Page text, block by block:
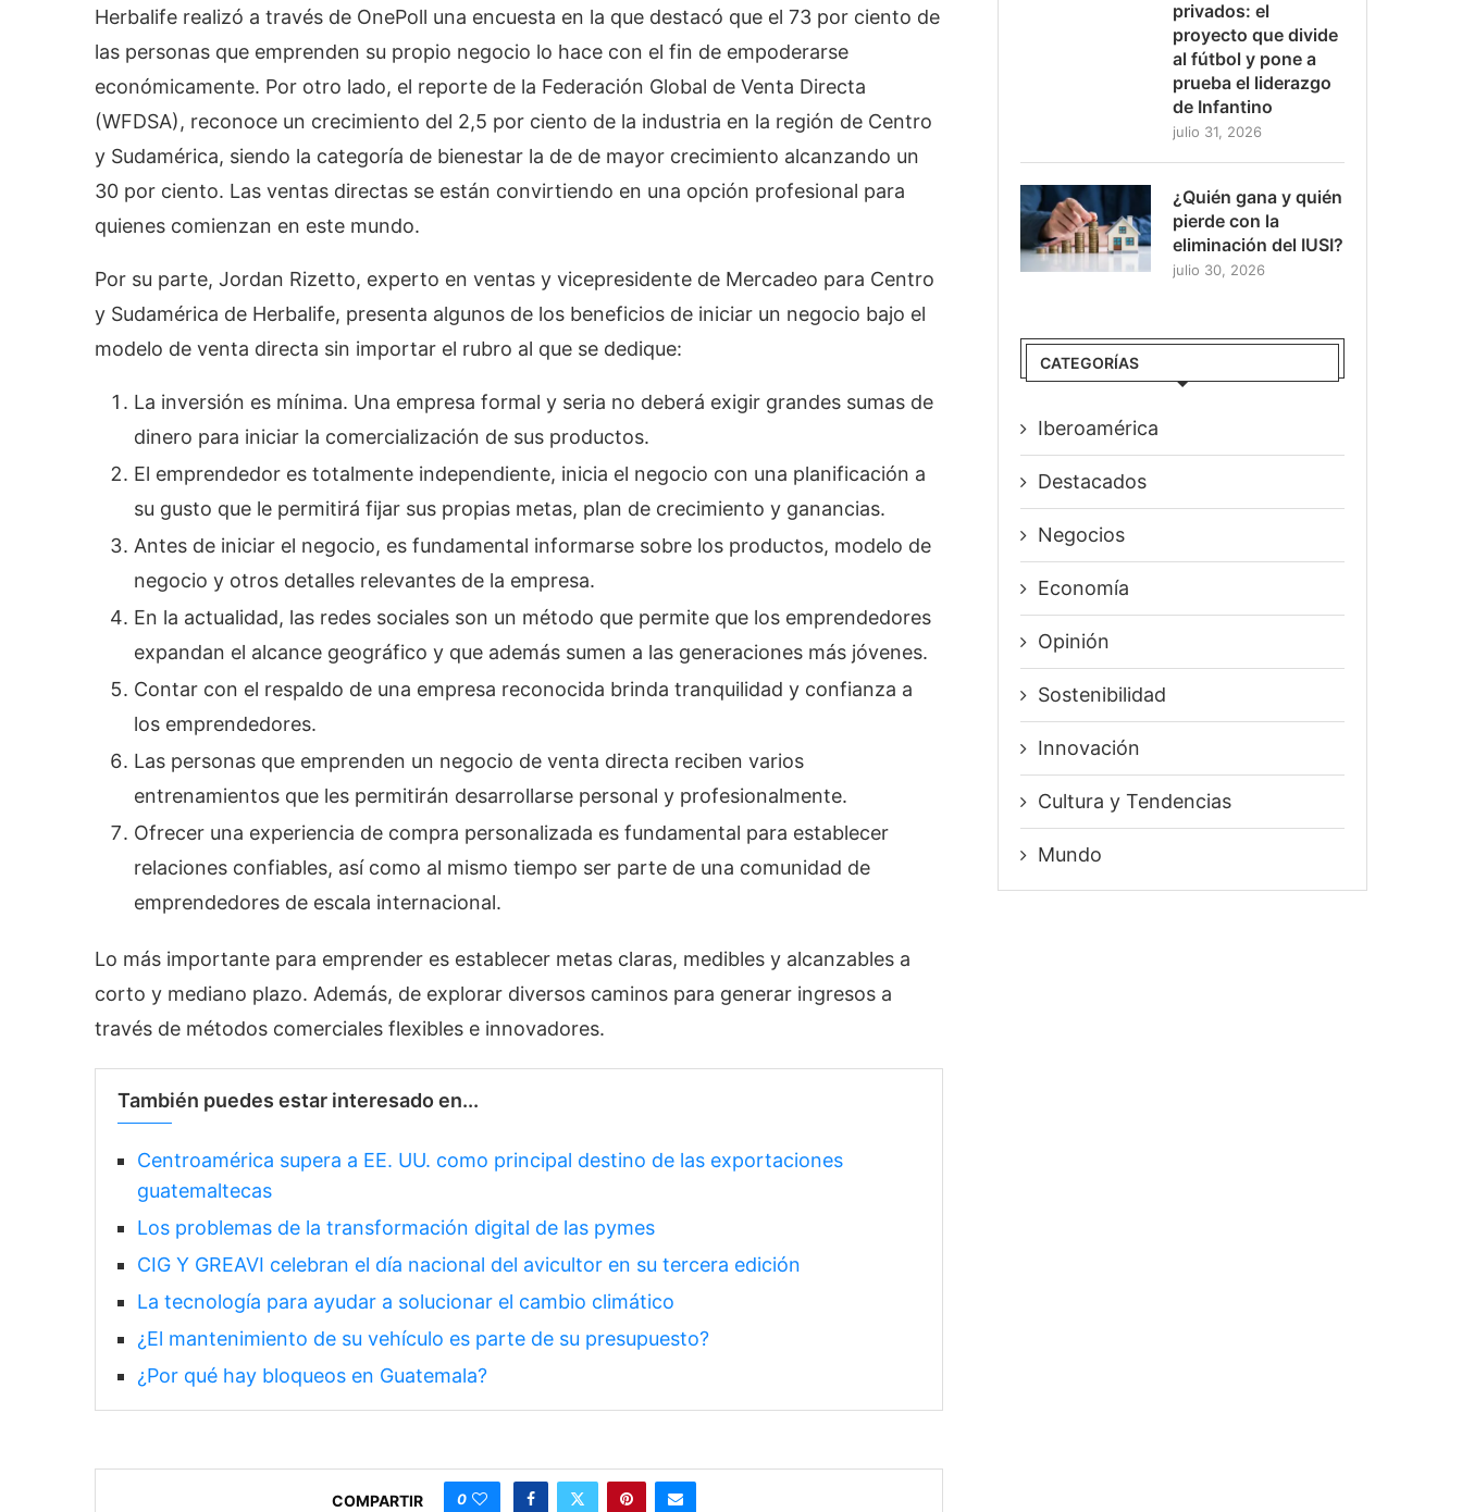
Herbalife realizó a través de OnePoll una encuesta en la que destacó que el 73 por ciento de
las personas que emprenden su propio negocio lo hace con el fin de empoderarse
económicamente. Por otro lado, el reporte de la Federación Global de Venta Directa
(WFDSA), reconoce un crecimiento del 2,5 por ciento de la industria en la región de Centro
y Sudamérica, siendo la categoría de bienestar la de de mayor crecimiento alcanzando un
30 por ciento. Las ventas directas se están convirtiendo en una opción profesional para
quienes comienzan en este mundo.
Por su parte, Jordan Rizetto, experto en ventas y vicepresidente de Mercadeo para Centro
y Sudamérica de Herbalife, presenta algunos de los beneficios de iniciar un negocio bajo el
modelo de venta directa sin importar el rubro al que se dedique:
La inversión es mínima. Una empresa formal y seria no deberá exigir grandes sumas de
dinero para iniciar la comercialización de sus productos.
El emprendedor es totalmente independiente, inicia el negocio con una planificación a
su gusto que le permitirá fijar sus propias metas, plan de crecimiento y ganancias.
Antes de iniciar el negocio, es fundamental informarse sobre los productos, modelo de
negocio y otros detalles relevantes de la empresa.
En la actualidad, las redes sociales son un método que permite que los emprendedores
expandan el alcance geográfico y que además sumen a las generaciones más jóvenes.
Contar con el respaldo de una empresa reconocida brinda tranquilidad y confianza a
los emprendedores.
Las personas que emprenden un negocio de venta directa reciben varios
entrenamientos que les permitirán desarrollarse personal y profesionalmente.
Ofrecer una experiencia de compra personalizada es fundamental para establecer
relaciones confiables, así como al mismo tiempo ser parte de una comunidad de
emprendedores de escala internacional.
Lo más importante para emprender es establecer metas claras, medibles y alcanzables a
corto y mediano plazo. Además, de explorar diversos caminos para generar ingresos a
través de métodos comerciales flexibles e innovadores.
También puedes estar interesado en...
Centroamérica supera a EE. UU. como principal destino de las exportaciones
guatemaltecas
Los problemas de la transformación digital de las pymes
CIG Y GREAVI celebran el día nacional del avicultor en su tercera edición
La tecnología para ayudar a solucionar el cambio climático
¿El mantenimiento de su vehículo es parte de su presupuesto?
¿Por qué hay bloqueos en Guatemala?
COMPARTIR 0
privados: el
proyecto que divide
al fútbol y pone a
prueba el liderazgo
de Infantino
julio 31, 2026
¿Quién gana y quién
pierde con la
eliminación del IUSI?
julio 30, 2026
CATEGORÍAS
Iberoamérica
Destacados
Negocios
Economía
Opinión
Sostenibilidad
Innovación
⁠Cultura y Tendencias
Mundo